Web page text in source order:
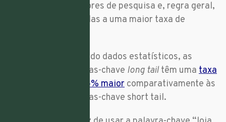
resultados dos motores de pesquisa e, regra geral,
estão mais associadas a uma maior taxa de
Prova disto e, segundo dados estatísticos, as
pesquisas de palavras-chave long tail têm uma taxa
de cliques de 3% a 5% maior comparativamente às
pesquisas de palavras-chave short tail.